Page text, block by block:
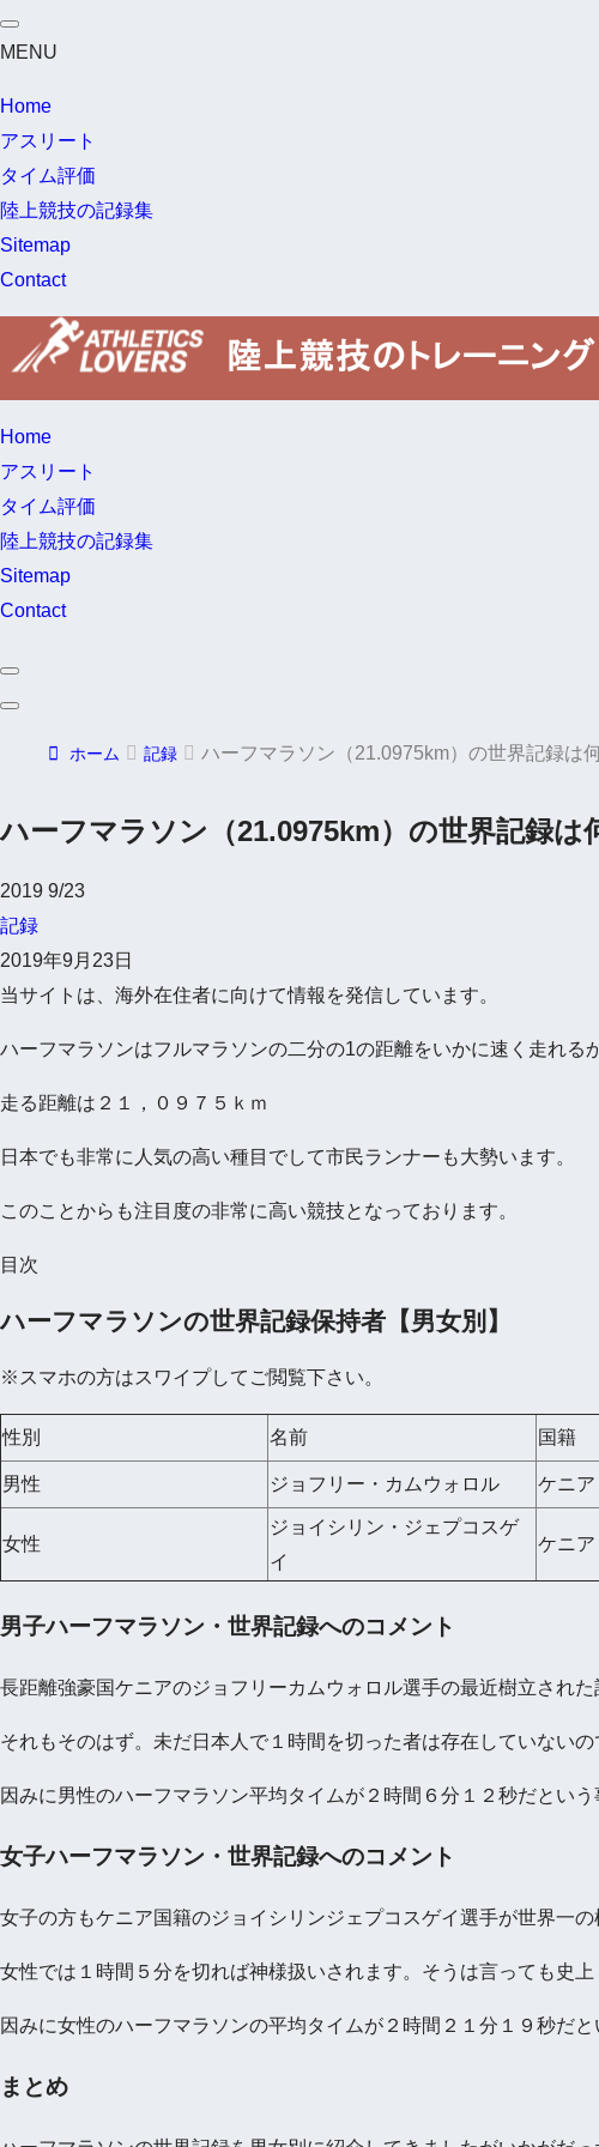
MENU
Home
アスリート
タイム評価
陸上競技の記録集
Sitemap
Contact
Home
アスリート
タイム評価
陸上競技の記録集
Sitemap
Contact
ホーム 記録 ハーフマラソン（21.0975km）の世界記録は
ハーフマラソン（21.0975km）の世界記録は
2019 9/23
記録
2019年9月23日
当サイトは、海外在住者に向けて情報を発信しています。
ハーフマラソンはフルマラソンの二分の1の距離をいかに速く走れる
走る距離は２１，０９７５ｋｍ
日本でも非常に人気の高い種目でして市民ランナーも大勢います。
このことからも注目度の非常に高い競技となっております。
目次
ハーフマラソンの世界記録保持者【男女別】
※スマホの方はスワイプしてご閲覧下さい。
性別 名前 国籍
男性 ジョフリー・カムウォロル ケニア
女性
ジョイシリン・ジェプコスゲ
イ
ケニア
男子ハーフマラソン・世界記録へのコメント
長距離強豪国ケニアのジョフリーカムウォロル選手の最近樹立され
それもそのはず。未だ日本人で１時間を切った者は存在していない
因みに男性のハーフマラソン平均タイムが２時間６分１２秒だとい
女子ハーフマラソン・世界記録へのコメント
女子の方もケニア国籍のジョイシリンジェプコスゲイ選手が世界一の
女性では１時間５分を切れば神様扱いされます。そうは言っても史
因みに女性のハーフマラソンの平均タイムが２時間２１分１９秒だ
まとめ